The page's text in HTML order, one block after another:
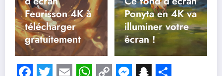
Feurisson 4K à
télécharger
gratuitement
Ponyta en 4K va
illuminer votre
écran !